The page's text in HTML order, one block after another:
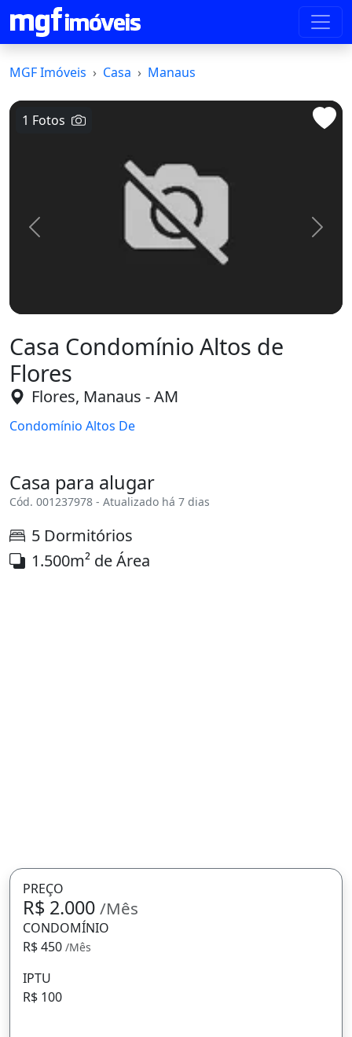
MGF Imóveis Casa Manaus
1 Fotos
Voltar
Casa Condomínio Altos de
Flores
Flores, Manaus - AM
Condomínio Altos De
Casa para alugar
Cód. 001237978 - Atualizado há 7 dias
5 Dormitórios
1.500m² de Área
PREÇO
R$ 2.000 /Mês
CONDOMÍNIO
R$ 450 /Mês
IPTU
R$ 100